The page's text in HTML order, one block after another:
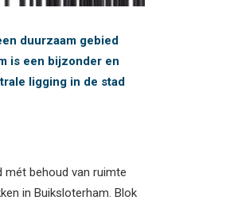
duurzaam gebied
is een bijzonder en
ligging in de stad
mét behoud van ruimte
in Buiksloterham. Blok